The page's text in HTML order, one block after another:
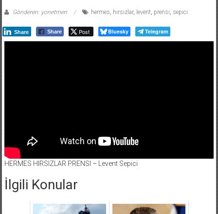
Gönderen: yonetmen hermes, hırsızlar, levent, prensi, sepici
Share Share Post Bluesky Telegram
HERMES HIRSIZLAR PRENSI – Levent Sepici
İlgili Konular